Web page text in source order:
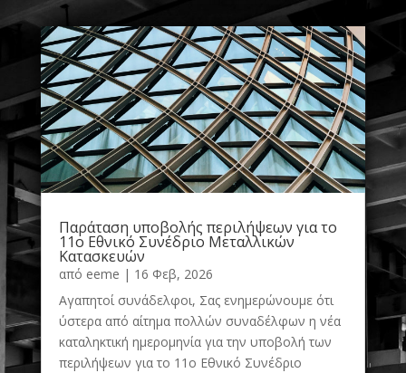
Παράταση υποβολής περιλήψεων για το
11ο Εθνικό Συνέδριο Μεταλλικών
Κατασκευών
από eeme | 16 Φεβ, 2026
Αγαπητοί συνάδελφοι, Σας ενημερώνουμε ότι
ύστερα από αίτημα πολλών συναδέλφων η νέα
καταληκτική ημερομηνία για την υποβολή των
περιλήψεων για το 11ο Εθνικό Συνέδριο